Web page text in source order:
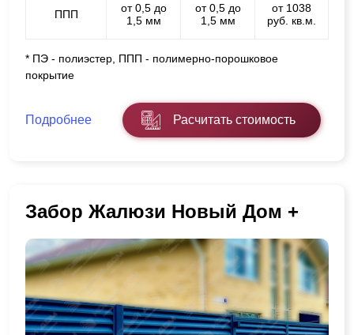
ППП
от 0,5 до
1,5 мм
от 0,5 до
1,5 мм
от 1038
руб. кв.м.
* ПЭ - полиэстер, ППП - полимерно-порошковое
покрытие
Подробнее Расчитать стоимость
Забор Жалюзи Новый Дом +